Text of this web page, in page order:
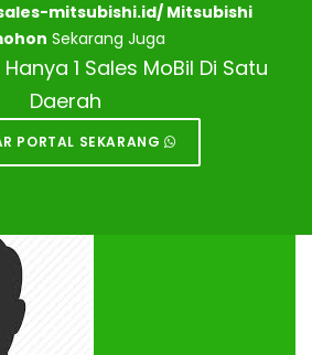
mitsubishi.id/ Mitsubishi
Sekarang Juga
1 Sales MoBil Di Satu
Daerah
PORTAL SEKARANG
MITSUBISHI